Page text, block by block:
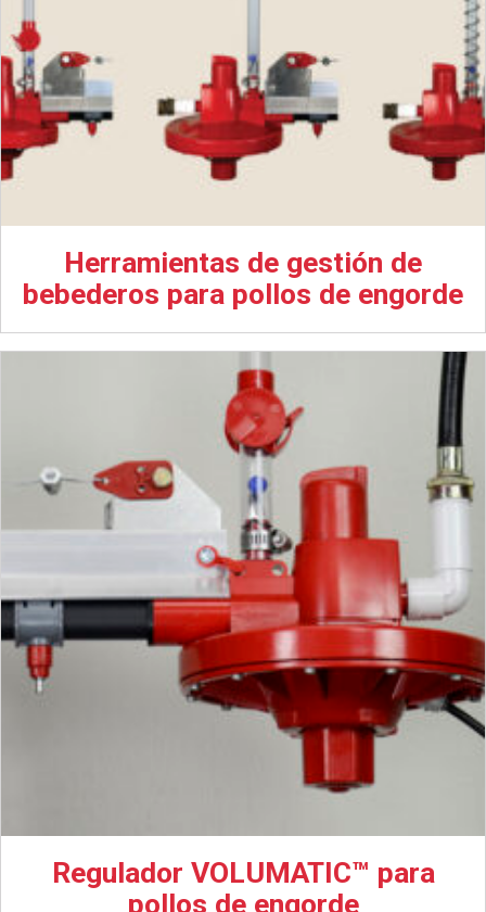
Herramientas de gestión de
bebederos para pollos de engorde
Regulador VOLUMATIC™ para
pollos de engorde